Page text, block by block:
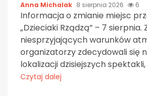
Anna Michalak 8 sierpnia 2026 6
Informacja o zmianie miejsc
„Dzieciaki Rządzą” – 7 sierpnia.
niesprzyjających warunków
organizatorzy zdecydowali się
lokalizacji dzisiejszych
Czytaj dalej